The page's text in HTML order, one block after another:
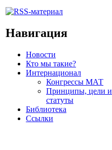
Навигация
Новости
Кто мы такие?
Интернационал
Конгрессы МАТ
Принципы, цели и
статуты
Библиотека
Ссылки